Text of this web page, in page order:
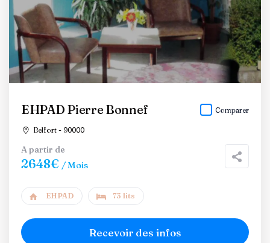
EHPAD Pierre Bonnef
Belfort - 90000
Comparer
A partir de
2648€ / Mois
EHPAD 73 lits
Recevoir des infos